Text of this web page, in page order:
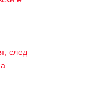
след